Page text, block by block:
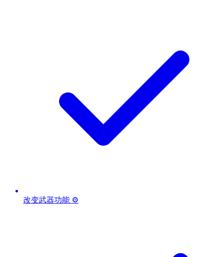
改变武器功能 ⚙️